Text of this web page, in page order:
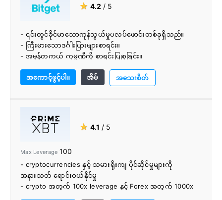
★ 4.2 / 5
- ၎င်းတွင်ခိုင်မာသောကုန်သွယ်မှုပလပ်ဖောင်းတစ်ခုရှိသည်။
- ကြီးမားသောဒင်္ဂါးပြားများစာရင်း။
- အမှန်တကယ် ကုမ္ပဏီကို စာရင်းပြုစုခြင်း။
- နိမ့်သောကုန်သွယ်မှုအခကြေးငွေ။
- ပူးပေါင်းဆောင်ရွက်နိုင်ရန် ဖွင့်လှစ်ထားသည်။
- အက်ပ်များကို Android နှင့် iOS အတွက် ရနိုင်သည်။
- နေ့စဉ် မြင့်မားသော ငွေဖြစ်လွယ်မှုရှိသည်။
အကောင့်ဖွင့်ပါ။ အိမ် အသေးစိတ်
★ 4.1 / 5
Max Leverage 100
- cryptocurrencies နှင့် သမားရိုးကျ ပိုင်ဆိုင်မှုများကို
အနားသတ် ရောင်းဝယ်နိုင်မှု
- crypto အတွက် 100x leverage နှင့် Forex အတွက် 1000x